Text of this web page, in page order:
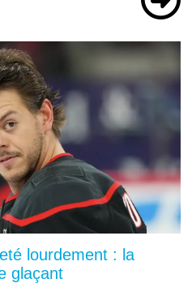
lourdement : la
glaçant